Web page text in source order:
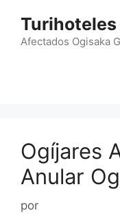
contenido
Turihoteles
Afectados Ogisaka
Ogíjares
Anular
por